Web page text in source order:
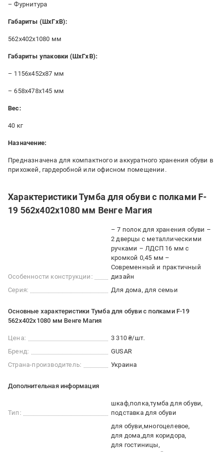
– Фурнитура
Габариты (ШxГxВ):
562x402x1080 мм
Габариты упаковки (ШxГxВ):
– 1156x452x87 мм
– 658x478x145 мм
Вес:
40 кг
Назначение:
Предназначена для компактного и аккуратного хранения обуви в
прихожей, гардеробной или офисном помещении.
Характеристики Тумба для обуви с полками F-
19 562х402х1080 мм Венге Магия
Особенности конструкции:
– 7 полок для хранения обуви –
2 дверцы с металлическими
ручками – ЛДСП 16 мм с
кромкой 0,45 мм –
Современный и практичный
дизайн
Серия:
Для дома, для семьи
Основные характеристики Тумба для обуви с полками F-19
562х402х1080 мм Венге Магия
Цена:
3 310 ₴/шт.
Бренд:
GUSAR
Страна-производитель:
Украина
Дополнительная информация
Тип:
шкаф полка тумба для обуви
подставка для обуви
для обуви многоцелевое
для дома для коридора
для гостиницы